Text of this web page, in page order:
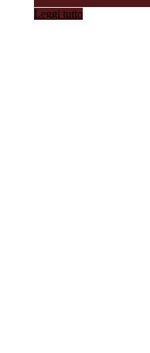
Leggi tutto